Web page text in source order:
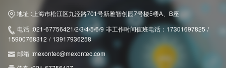
地址 : 上海市松江区九泾路701号新雅智创园7号楼5楼A、B座
电话 :021-67756421/2/3/4/5/6/9 非工作时间值班电话：17301697825 /
15900768312 / 13917936258
邮箱 :mexontec@mexontec.com